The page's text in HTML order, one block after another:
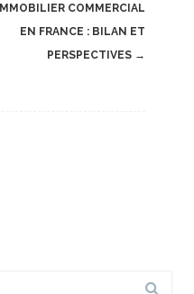
IMMOBILIER COMMERCIAL
EN FRANCE : BILAN ET
PERSPECTIVES →